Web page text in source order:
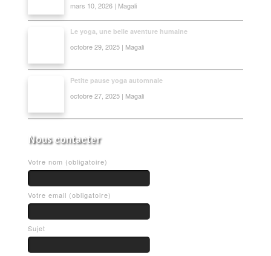
mars 10, 2026 | Magali
Le yoga, une belle aventure humaine
octobre 29, 2025 | Magali
Petite pause yoga automnale
octobre 27, 2025 | Magali
Nous contacter
Votre nom (obligatoire)
Votre email (obligatoire)
Sujet